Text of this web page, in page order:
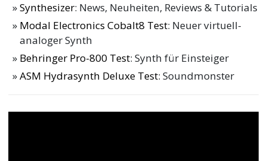
Synthesizer: News, Neuheiten, Reviews & Tutorials
Modal Electronics Cobalt8 Test: Neuer virtuell-
analoger Synth
Behringer Pro-800 Test: Synth für Einsteiger
ASM Hydrasynth Deluxe Test: Soundmonster